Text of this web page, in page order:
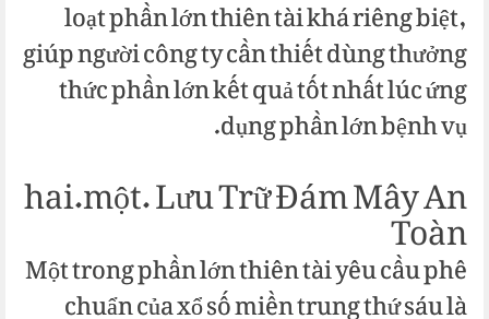
loạt phần lớn thiên tài khá riêng biệt,
giúp người công ty cần thiết dùng thưởng
thức phần lớn kết quả tốt nhất lúc ứng
dụng phần lớn bệnh vụ.
hai.một. Lưu Trữ Đám Mây An
Toàn
Một trong phần lớn thiên tài yêu cầu phê